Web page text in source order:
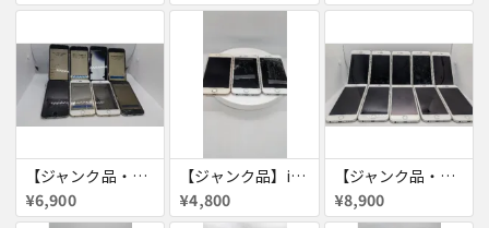
【ジャンク品・初期化済】iPhone6 8台セット
¥6,900
【ジャンク品】iPhone6s ３台セット
¥4,800
【ジャンク品・初期化済】iPhone6 10台セット
¥8,900